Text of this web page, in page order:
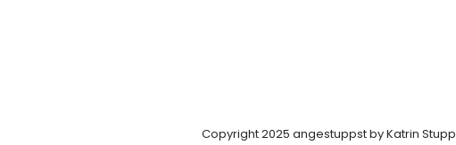
Copyright 2025 angestuppst by Katrin Stupp